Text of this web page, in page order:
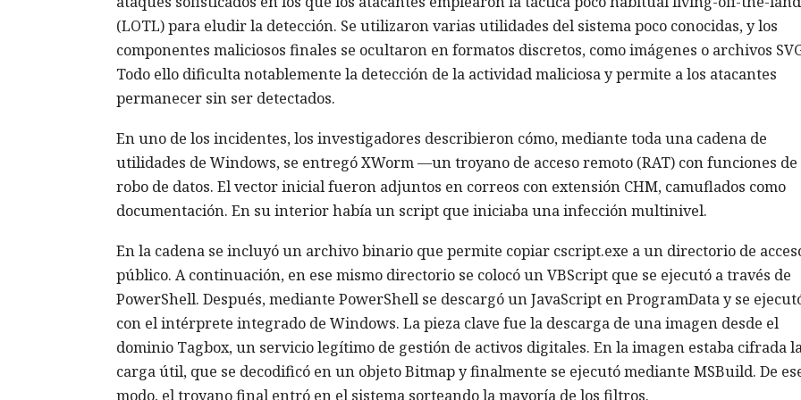
(LOTL) para eludir la detección. Se utilizaron varias utilidades del sistema poco conocidas, y los
componentes maliciosos finales se ocultaron en formatos discretos, como imágenes o archivos
Todo ello dificulta notablemente la detección de la actividad maliciosa y permite a los atacantes
permanecer sin ser detectados.
En uno de los incidentes, los investigadores describieron cómo, mediante toda una cadena de
utilidades de Windows, se entregó XWorm —un troyano de acceso remoto (RAT) con funciones de
robo de datos. El vector inicial fueron adjuntos en correos con extensión CHM, camuflados como
documentación. En su interior había un script que iniciaba una infección multinivel.
En la cadena se incluyó un archivo binario que permite copiar cscript.exe a un directorio de
público. A continuación, en ese mismo directorio se colocó un VBScript que se ejecutó a través de
PowerShell. Después, mediante PowerShell se descargó un JavaScript en ProgramData y se
con el intérprete integrado de Windows. La pieza clave fue la descarga de una imagen desde el
dominio Tagbox, un servicio legítimo de gestión de activos digitales. En la imagen estaba cifrada
carga útil, que se decodificó en un objeto Bitmap y finalmente se ejecutó mediante MSBuild. De
modo, el troyano final entró en el sistema sorteando la mayoría de los filtros.